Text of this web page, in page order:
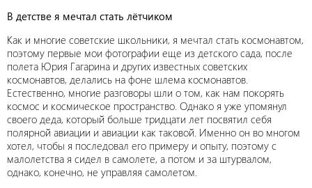
В детстве я мечтал стать лётчиком
Как и многие советские школьники, я мечтал стать космонавтом,
поэтому первые мои фотографии еще из детского сада, после
полета Юрия Гагарина и других известных советских
космонавтов, делались на фоне шлема космонавтов.
Естественно, многие разговоры шли о том, как нам покорять
космос и космическое пространство. Однако я уже упомянул
своего деда, который больше тридцати лет посвятил себя
полярной авиации и авиации как таковой. Именно он во многом
хотел, чтобы я последовал его примеру и опыту, поэтому с
малолетства я сидел в самолете, а потом и за штурвалом,
однако, конечно, не управляя самолетом.